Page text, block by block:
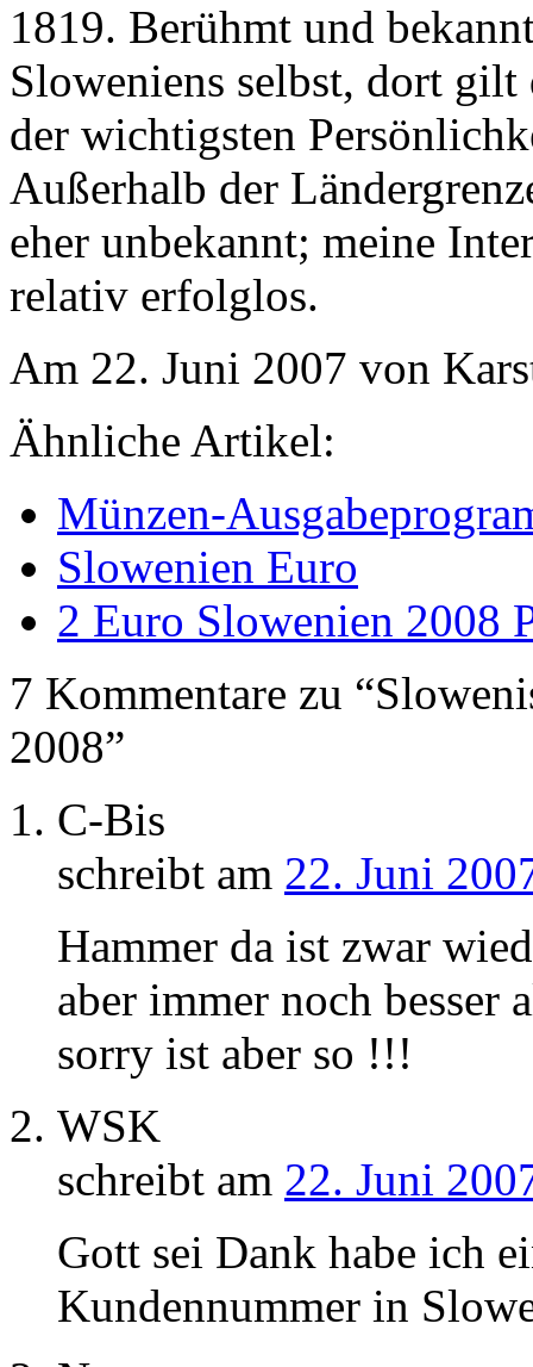
1819. Berühmt und
Sloweniens selbst, dort
der wichtigsten
Außerhalb der
eher unbekannt; meine
relativ erfolglos.
Am 22. Juni 2007 von
Ähnliche Artikel:
Münzen-
Slowenien Euro
2 Euro Slowenien 2008
7 Kommentare zu
2008”
C-Bis
schreibt am 22. Juni
Hammer da ist zwar
aber immer noch besser
sorry ist aber so !!!
WSK
schreibt am 22. Juni
Gott sei Dank habe ich
Kundennummer in